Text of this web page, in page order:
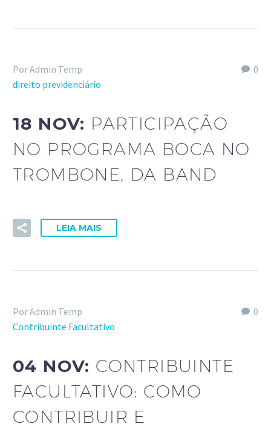
0
Por Admin Temp
direito previdenciário
18 NOV: PARTICIPAÇÃO
NO PROGRAMA BOCA NO
TROMBONE, DA BAND
LEIA MAIS
0
Por Admin Temp
Contribuinte Facultativo
04 NOV: CONTRIBUINTE
FACULTATIVO: COMO
CONTRIBUIR E